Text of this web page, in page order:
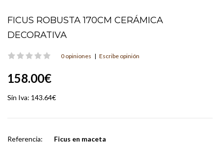
FICUS ROBUSTA 170CM CERÁMICA
DECORATIVA
0 opiniones | Escribe opinión
158.00€
Sin Iva: 143.64€
Referencia:
Ficus en maceta